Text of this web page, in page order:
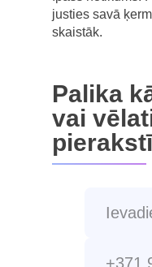
justies savā
skaistāk.
Palika
vai